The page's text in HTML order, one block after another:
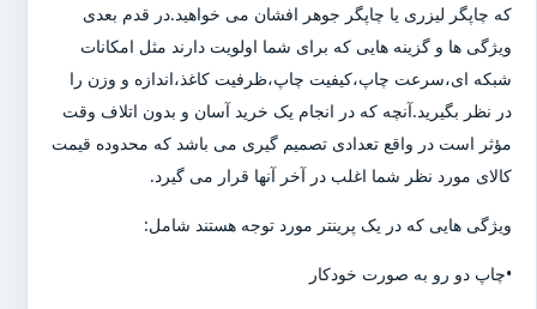
که چاپگر لیزری یا چاپگر جوهر افشان می خواهید.در قدم بعدی
ویژگی ها و گزینه هایی که برای شما اولویت دارند مثل امکانات
شبکه ای،سرعت چاپ،کیفیت چاپ،ظرفیت کاغذ،اندازه و وزن را
در نظر بگیرید.آنچه که در انجام یک خرید آسان و بدون اتلاف وقت
مؤثر است در واقع تعدادی تصمیم گیری می باشد که محدوده قیمت
کالای مورد نظر شما اغلب در آخر آنها قرار می گیرد.
ویژگی هایی که در یک پرینتر مورد توجه هستند شامل:
•چاپ دو رو به صورت خودکار